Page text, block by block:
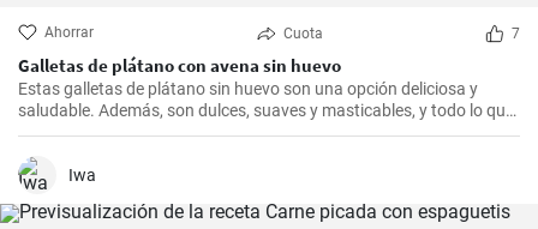
Ahorrar Cuota 7
Galletas de plátano con avena sin huevo
Estas galletas de plátano sin huevo son una opción deliciosa y
saludable. Además, son dulces, suaves y masticables, y todo lo que
necesitas es un plátano, avena y un toque de edulcorante.
Iwa